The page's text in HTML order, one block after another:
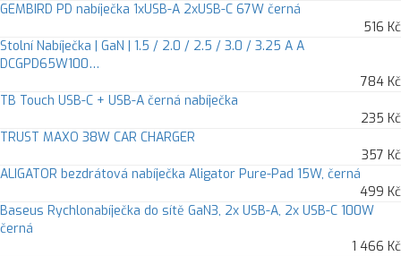
GEMBIRD PD nabíječka 1xUSB-A 2xUSB-C 67W černá
516 Kč
Stolní Nabíječka | GaN | 1.5 / 2.0 / 2.5 / 3.0 / 3.25 A A
DCGPD65W100…
784 Kč
TB Touch USB-C + USB-A černá nabíječka
235 Kč
TRUST MAXO 38W CAR CHARGER
357 Kč
ALIGATOR bezdrátová nabíječka Aligator Pure-Pad 15W, černá
499 Kč
Baseus Rychlonabíječka do sítě GaN3, 2x USB-A, 2x USB-C 100W
černá
1 466 Kč